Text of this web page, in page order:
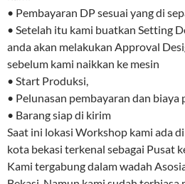
• Pembayaran DP sesuai yang di
• Setelah itu kami buatkan Setting
anda akan melakukan Approval
sebelum kami naikkan ke mesin
• Start Produksi,
• Pelunasan pembayaran dan biaya
• Barang siap di kirim
Saat ini lokasi Workshop kami ada
kota bekasi terkenal sebagai Pusat
Kami tergabung dalam wadah